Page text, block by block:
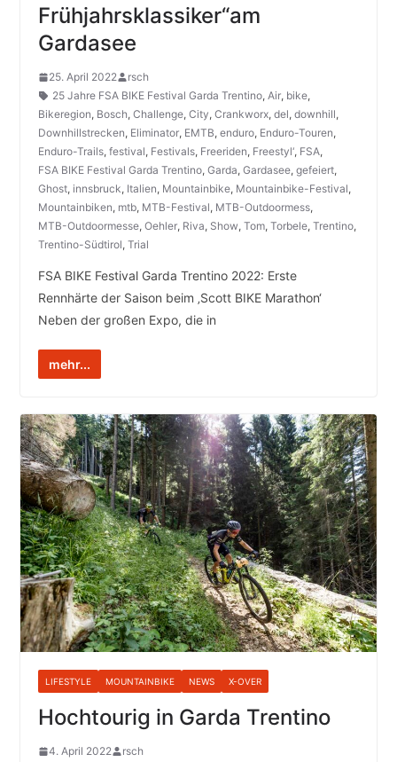
Frühjahrsklassiker“am
Gardasee
25. April 2022
rsch
25 Jahre FSA BIKE Festival Garda Trentino, Air, bike,
Bikeregion, Bosch, Challenge, City, Crankworx, del, downhill,
Downhillstrecken, Eliminator, EMTB, enduro, Enduro-Touren,
Enduro-Trails, festival, Festivals, Freeriden, Freestyl‘, FSA,
FSA BIKE Festival Garda Trentino, Garda, Gardasee, gefeiert,
Ghost, innsbruck, Italien, Mountainbike, Mountainbike-Festival,
Mountainbiken, mtb, MTB-Festival, MTB-Outdoormess,
MTB-Outdoormesse, Oehler, Riva, Show, Tom, Torbele, Trentino,
Trentino-Südtirol, Trial
FSA BIKE Festival Garda Trentino 2022: Erste
Rennhärte der Saison beim ‚Scott BIKE Marathon‘
Neben der großen Expo, die in
mehr...
LIFESTYLE MOUNTAINBIKE NEWS X-OVER
Hochtourig in Garda Trentino
4. April 2022
rsch